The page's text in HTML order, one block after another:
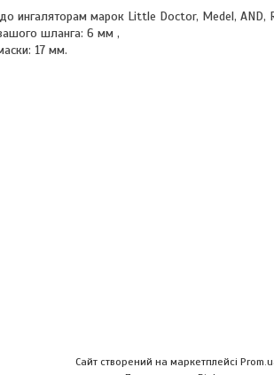
ингаляторам марок Little Doctor, Medel, AND,
шланга: 6 мм ,
17 мм.
Сайт створений на маркетплейсі